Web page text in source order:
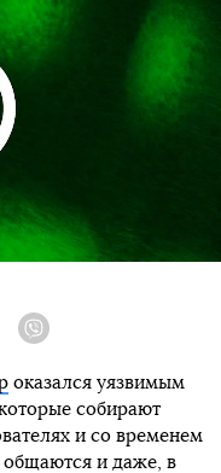
Telegram
оказался уязвимым
собирают
и со временем
общаются и даже, в